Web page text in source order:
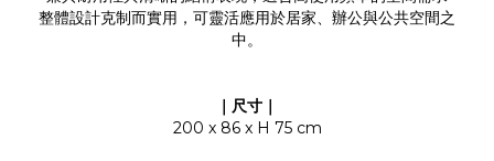
整體設計克制而實用，可靈活應用於居家、辦公與公共空間之
中。
｜尺寸｜
200 x 86 x H 75 cm